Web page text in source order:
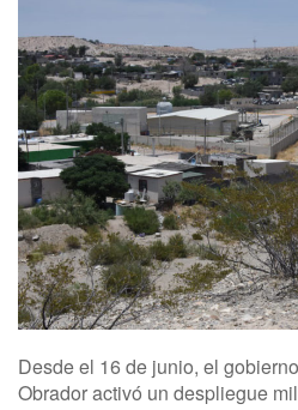
Desde el 16 de junio, el
Obrador activó un despliegue